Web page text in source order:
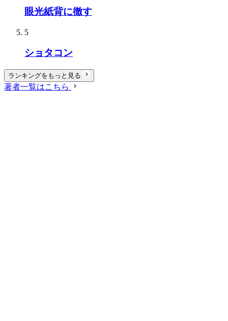
眼光紙背に徹す
5
ショタコン
ランキングをもっと見る
著者一覧はこちら